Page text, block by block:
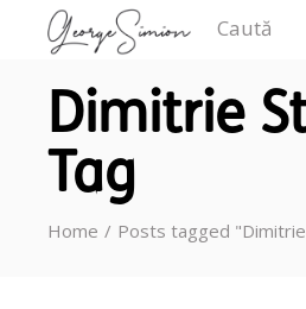
Dimitrie
Tag
Home Posts tagged